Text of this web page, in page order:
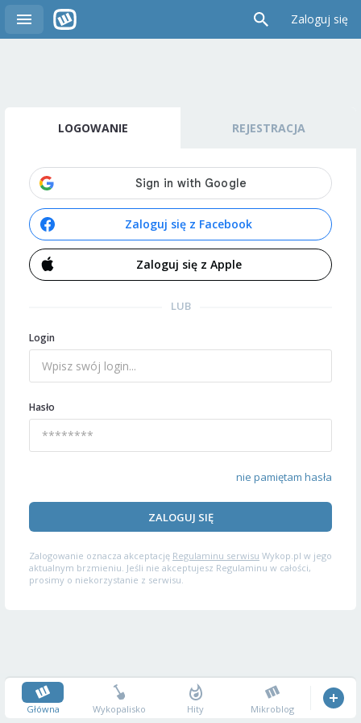
Zaloguj się
LOGOWANIE REJESTRACJA
Zaloguj się z Facebook
Zaloguj się z Apple
LUB
Login
Hasło
nie pamiętam hasła
ZALOGUJ SIĘ
Zalogowanie oznacza akceptację Regulaminu serwisu Wykop.pl w jego
aktualnym brzmieniu. Jeśli nie akceptujesz Regulaminu w całości,
prosimy o niekorzystanie z serwisu.
Główna Wykopalisko Hity Mikroblog